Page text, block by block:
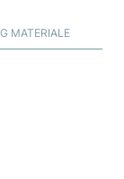
MATERIALE